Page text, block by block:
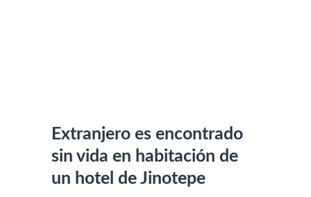
Extranjero es encontrado
sin vida en habitación de
un hotel de Jinotepe